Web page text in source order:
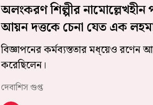
অলংকরণ শিল্পীর
আয়ন দত্তকে চেনা যেত এক
বিজ্ঞাপনের কর্মব্যস্ততার মধ্য়েও রণেন
করেছিলেন।
দেবাশিস গুপ্ত